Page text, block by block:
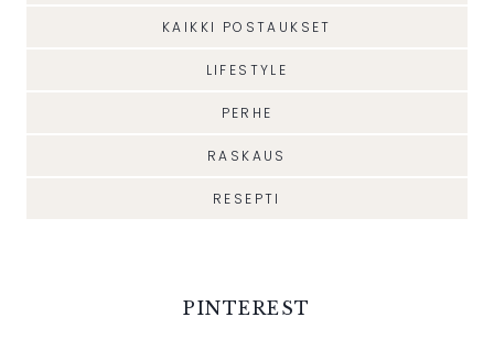
KAIKKI POSTAUKSET
LIFESTYLE
PERHE
RASKAUS
RESEPTI
PINTEREST